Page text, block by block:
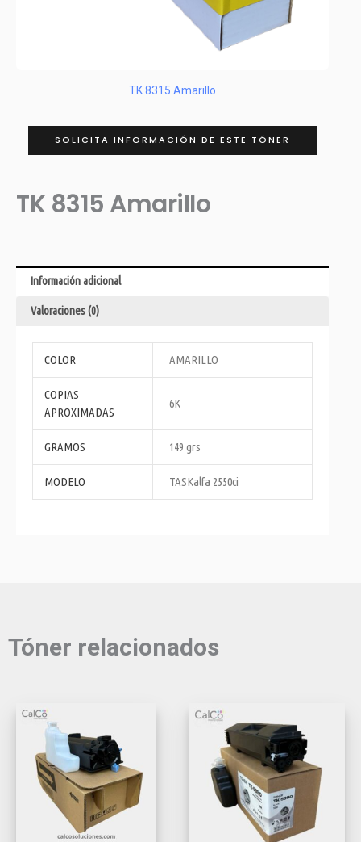
TK 8315 Amarillo
SOLICITA INFORMACIÓN DE ESTE TÓNER
TK 8315 Amarillo
Información adicional
Valoraciones (0)
COLOR AMARILLO
COPIAS
APROXIMADAS
6K
GRAMOS 149 grs
MODELO TASKalfa 2550ci
Tóner relacionados